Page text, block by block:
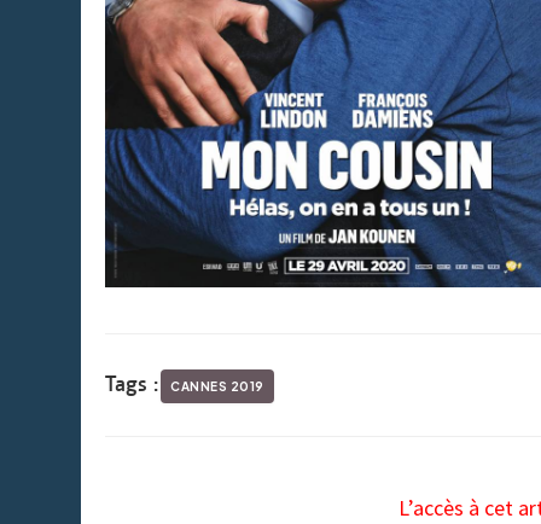
Tags : CANNES 2019
L’accès à cet